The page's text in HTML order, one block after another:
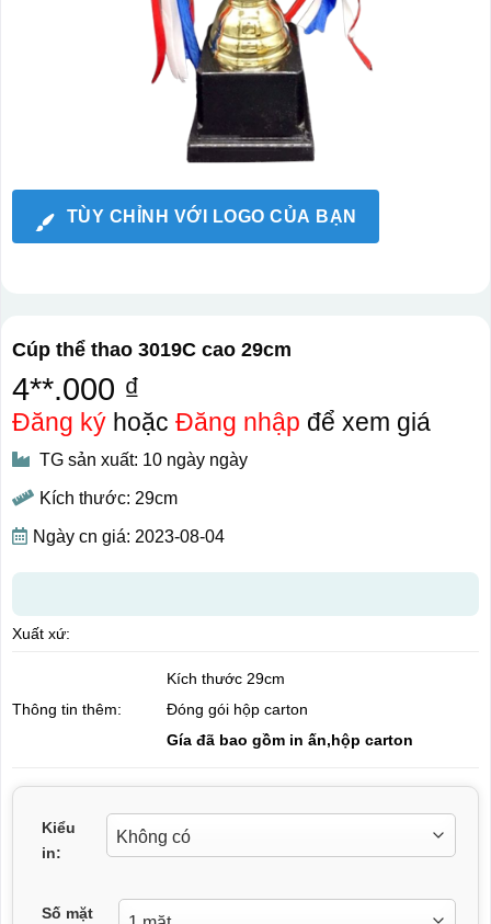
TÙY CHỈNH VỚI LOGO CỦA BẠN
Cúp thể thao 3019C cao 29cm
4**.000 ₫
Đăng kýhoặc Đăng nhập để xem giá
TG sản xuất: 10 ngày ngày
Kích thước: 29cm
Ngày cn giá: 2023-08-04
Xuất xứ:
Thông tin thêm:
Kích thước 29cm
Đóng gói hộp carton
Gía đã bao gồm in ấn,hộp carton
Kiểu
in:
Số mặt